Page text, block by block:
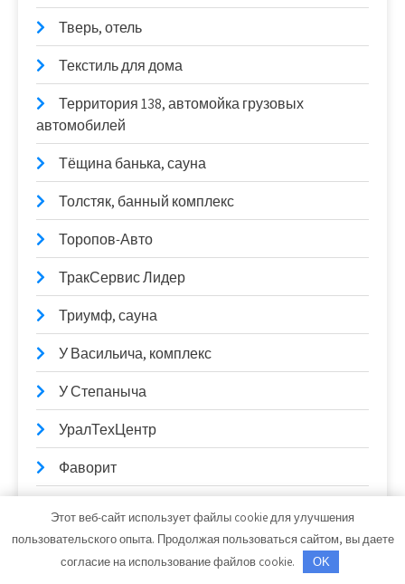
Тверь, отель
Текстиль для дома
Территория 138, автомойка грузовых
автомобилей
Тёщина банька, сауна
Толстяк, банный комплекс
Торопов-Авто
ТракСервис Лидер
Триумф, сауна
У Васильича, комплекс
У Степаныча
УралТехЦентр
Фаворит
Форвард, автокомплекс
Этот веб-сайт использует файлы cookie для улучшения
пользовательского опыта. Продолжая пользоваться сайтом, вы даете
согласие на использование файлов cookie.
OK